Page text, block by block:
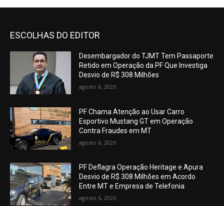
ESCOLHAS DO EDITOR
Desembargador do TJMT Tem Passaporte
Retido em Operação da PF Que Investiga
Desvio de R$ 308 Milhões
agosto 6, 2026
PF Chama Atenção ao Usar Carro
Esportivo Mustang GT em Operação
Contra Fraudes em MT
agosto 6, 2026
PF Deflagra Operação Heritage e Apura
Desvio de R$ 308 Milhões em Acordo
Entre MT e Empresa de Telefonia
agosto 6, 2026